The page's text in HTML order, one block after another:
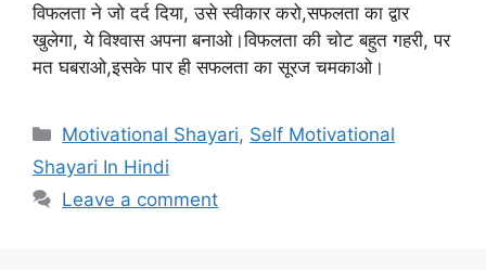
विफलता ने जो दर्द दिया, उसे स्वीकार करो,सफलता का द्वार
खुलेगा, ये विश्वास अपना बनाओ।विफलता की चोट बहुत गहरी, पर
मत घबराओ,इसके पार ही सफलता का सूरज चमकाओ।
Categories
Motivational Shayari, Self Motivational
Shayari In Hindi
Leave a comment